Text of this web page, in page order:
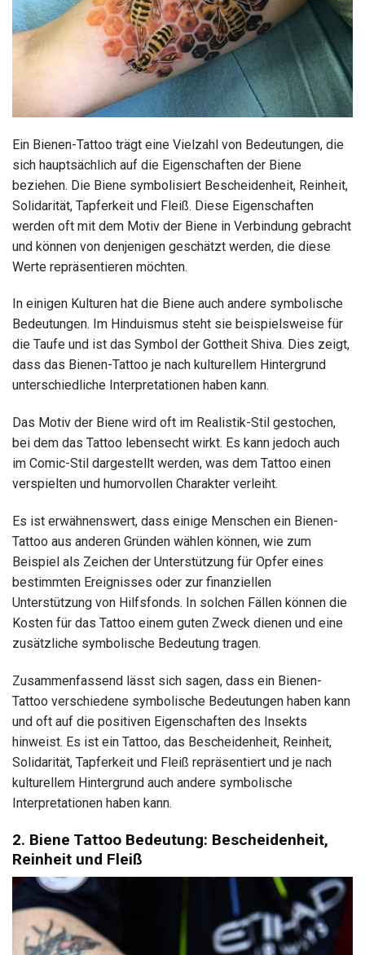
Ein Bienen-Tattoo trägt eine Vielzahl von Bedeutungen, die
sich hauptsächlich auf die Eigenschaften der Biene
beziehen. Die Biene symbolisiert Bescheidenheit, Reinheit,
Solidarität, Tapferkeit und Fleiß. Diese Eigenschaften
werden oft mit dem Motiv der Biene in Verbindung gebracht
und können von denjenigen geschätzt werden, die diese
Werte repräsentieren möchten.
In einigen Kulturen hat die Biene auch andere symbolische
Bedeutungen. Im Hinduismus steht sie beispielsweise für
die Taufe und ist das Symbol der Gottheit Shiva. Dies zeigt,
dass das Bienen-Tattoo je nach kulturellem Hintergrund
unterschiedliche Interpretationen haben kann.
Das Motiv der Biene wird oft im Realistik-Stil gestochen,
bei dem das Tattoo lebensecht wirkt. Es kann jedoch auch
im Comic-Stil dargestellt werden, was dem Tattoo einen
verspielten und humorvollen Charakter verleiht.
Es ist erwähnenswert, dass einige Menschen ein Bienen-
Tattoo aus anderen Gründen wählen können, wie zum
Beispiel als Zeichen der Unterstützung für Opfer eines
bestimmten Ereignisses oder zur finanziellen
Unterstützung von Hilfsfonds. In solchen Fällen können die
Kosten für das Tattoo einem guten Zweck dienen und eine
zusätzliche symbolische Bedeutung tragen.
Zusammenfassend lässt sich sagen, dass ein Bienen-
Tattoo verschiedene symbolische Bedeutungen haben kann
und oft auf die positiven Eigenschaften des Insekts
hinweist. Es ist ein Tattoo, das Bescheidenheit, Reinheit,
Solidarität, Tapferkeit und Fleiß repräsentiert und je nach
kulturellem Hintergrund auch andere symbolische
Interpretationen haben kann.
2. Biene Tattoo Bedeutung: Bescheidenheit,
Reinheit und Fleiß